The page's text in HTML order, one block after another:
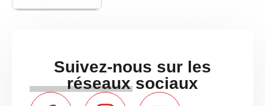
Suivez-nous sur les
réseaux sociaux